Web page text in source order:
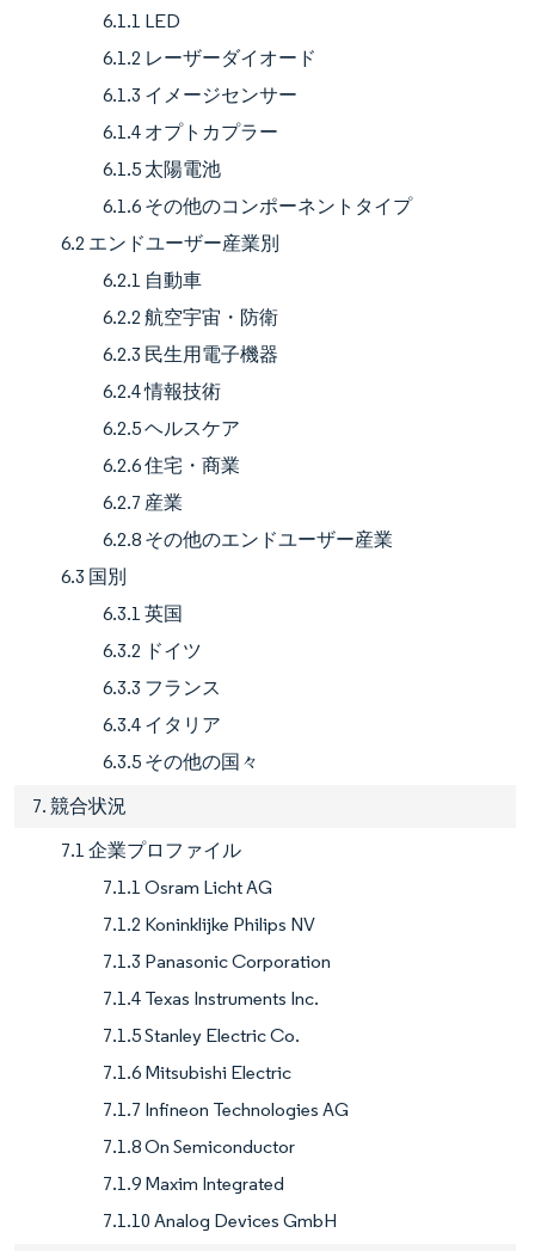
6.1.1 LED
6.1.2 レーザーダイオード
6.1.3 イメージセンサー
6.1.4 オプトカプラー
6.1.5 太陽電池
6.1.6 その他のコンポーネントタイプ
6.2 エンドユーザー産業別
6.2.1 自動車
6.2.2 航空宇宙・防衛
6.2.3 民生用電子機器
6.2.4 情報技術
6.2.5 ヘルスケア
6.2.6 住宅・商業
6.2.7 産業
6.2.8 その他のエンドユーザー産業
6.3 国別
6.3.1 英国
6.3.2 ドイツ
6.3.3 フランス
6.3.4 イタリア
6.3.5 その他の国々
7. 競合状況
7.1 企業プロファイル
7.1.1 Osram Licht AG
7.1.2 Koninklijke Philips NV
7.1.3 Panasonic Corporation
7.1.4 Texas Instruments Inc.
7.1.5 Stanley Electric Co.
7.1.6 Mitsubishi Electric
7.1.7 Infineon Technologies AG
7.1.8 On Semiconductor
7.1.9 Maxim Integrated
7.1.10 Analog Devices GmbH